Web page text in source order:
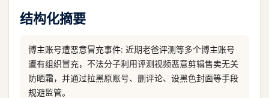
结构化摘要
博主账号遭恶意冒充事件: 近期老爸评测等多个博主账号
遭有组织冒充，不法分子利用评测视频恶意剪辑售卖无关
防晒霜，并通过拉黑原账号、删评论、设黑色封面等手段
规避监管。